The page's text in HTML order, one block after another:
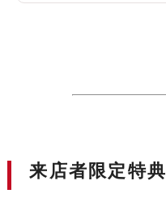
来店者限定特典